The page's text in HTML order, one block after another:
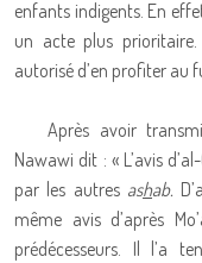
enfants indigents. En
un acte plus
autorisé d’en profiter au
Après avoir
Nawawi dit : « L’avis
par les autres ashab.
même avis d’après
prédécesseurs. Il l’a